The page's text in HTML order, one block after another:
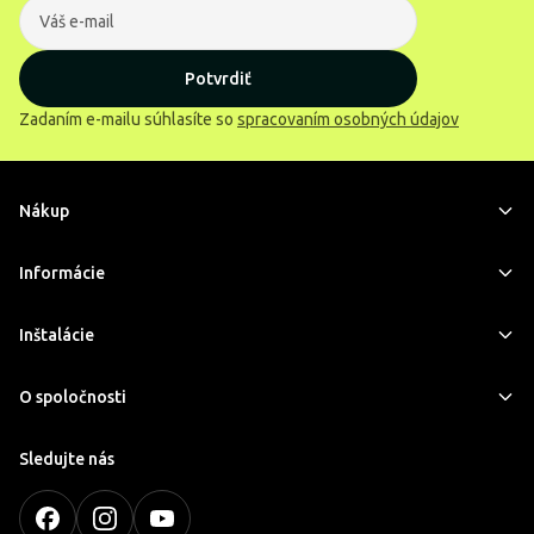
Potvrdiť
Zadaním e-mailu súhlasíte so spracovaním osobných údajov
Nákup
Informácie
Inštalácie
O spoločnosti
Sledujte nás